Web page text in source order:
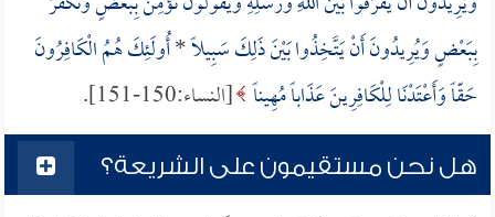
بِبَعْضٍ وَيُرِيدُونَ أَنْ يَتَّخِذُوا بَيْنَ ذَلِكَ سَبِيلاً*أُولَئِكَ هُمُ الْكَافِرُونَ
حَقّاً وَأَعْتَدْنَا لِلْكَافِرِينَ عَذَاباً مُهِيناً [النساء:150-151].
هل نحن مستقيمون على الشريعة؟